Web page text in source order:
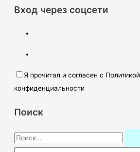
Вход через соцсети
Я прочитал и согласен с Политикой
конфиденциальности
Поиск
П
о